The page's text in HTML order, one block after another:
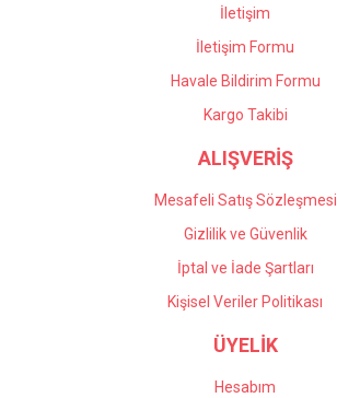
Gönder
İletişim
İletişim Formu
Havale Bildirim Formu
Kargo Takibi
ALIŞVERİŞ
Mesafeli Satış Sözleşmesi
Gizlilik ve Güvenlik
İptal ve İade Şartları
Kişisel Veriler Politikası
ÜYELİK
Hesabım